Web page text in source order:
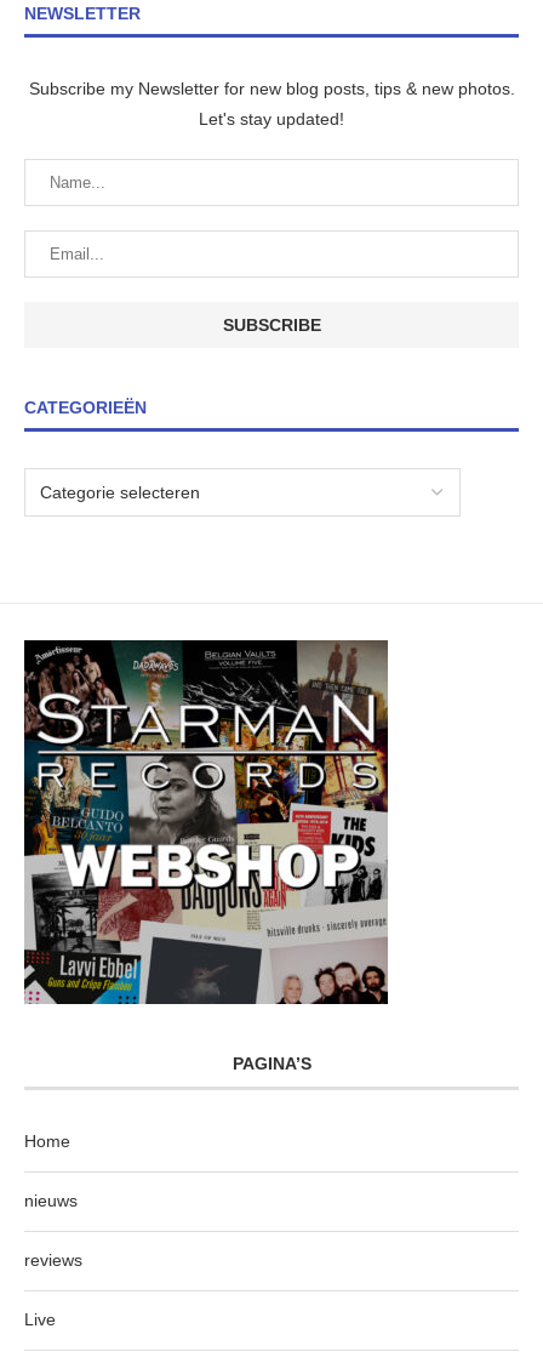
NEWSLETTER
Subscribe my Newsletter for new blog posts, tips & new photos.
Let's stay updated!
CATEGORIEËN
PAGINA’S
Home
nieuws
reviews
Live